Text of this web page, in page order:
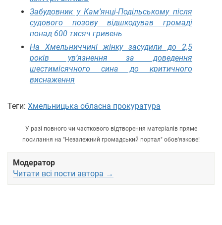
Забудовник у Кам’янці-Подільському після
судового позову відшкодував громаді
понад 600 тисяч гривень
На Хмельниччині жінку засудили до 2,5
років ув’язнення за доведення
шестимісячного сина до критичного
виснаження
Теги: Хмельницька обласна прокуратура
У разі повного чи часткового відтворення матеріалів пряме
посилання на "Незалежний громадський портал" обов'язкове!
Модератор
Читати всі пости автора →